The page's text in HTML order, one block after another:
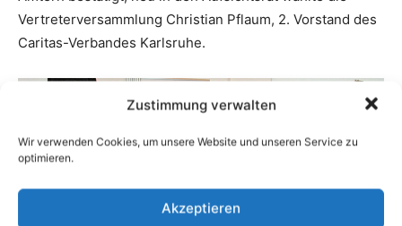
Zustimmung verwalten
Wir verwenden Cookies, um unsere Website und unseren Service zu
optimieren.
Akzeptieren